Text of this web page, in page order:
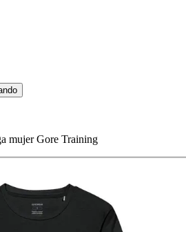
mujer Gore Training